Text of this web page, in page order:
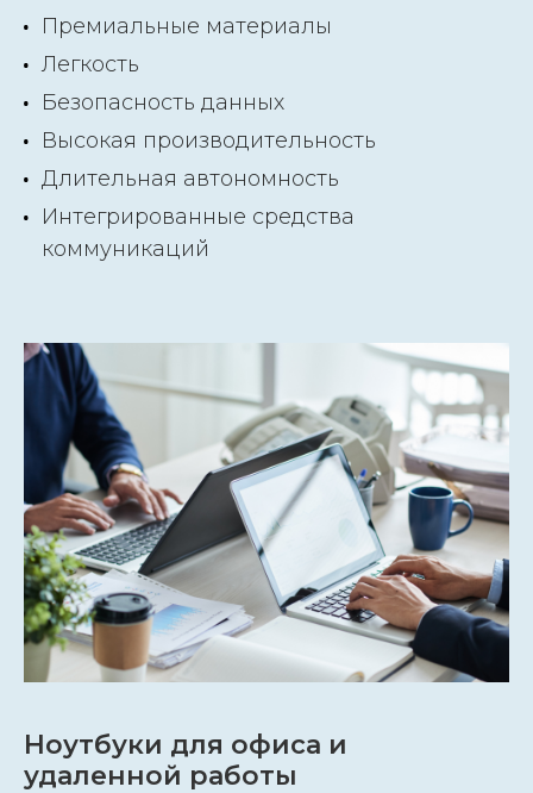
Премиальные материалы
Легкость
Безопасность данных
Высокая производительность
Длительная автономность
Интегрированные средства
коммуникаций
Ноутбуки для офиса и
удаленной работы